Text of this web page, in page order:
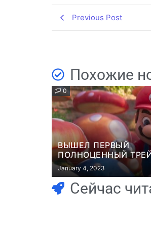
Previous Post
Похожие
0
ВЫШЕЛ ПЕРВЫЙ
ПОЛНОЦЕННЫЙ
МУЛЬТФИЛЬМА
January 4, 2023
Сейчас